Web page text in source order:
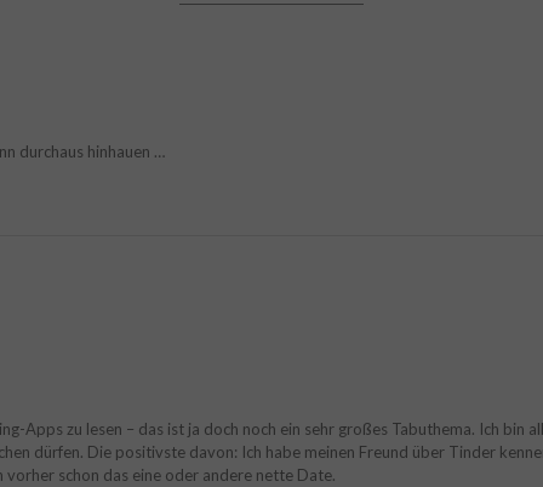
durchaus hinhauen …
Apps zu lesen – das ist ja doch noch ein sehr großes Tabuthema. Ich bin
dürfen. Die positivste davon: Ich habe meinen Freund über Tinder
schon das eine oder andere nette Date.